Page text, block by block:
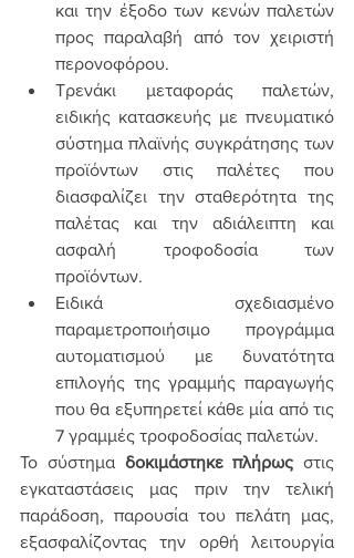
και την έξοδο των κενών παλετών
προς παραλαβή από τον χειριστή
περονοφόρου.
Τρενάκι μεταφοράς παλετών,
ειδικής κατασκευής με πνευματικό
σύστημα πλαϊνής συγκράτησης των
προϊόντων στις παλέτες που
διασφαλίζει την σταθερότητα της
παλέτας και την αδιάλειπτη και
ασφαλή τροφοδοσία των
προϊόντων.
Ειδικά σχεδιασμένο
παραμετροποιήσιμο προγράμμα
αυτοματισμού με δυνατότητα
επιλογής της γραμμής παραγωγής
που θα εξυπηρετεί κάθε μία από τις
7 γραμμές τροφοδοσίας παλετών.
Το σύστημα δοκιμάστηκε πλήρως στις
εγκαταστάσεις μας πριν την τελική
παράδοση, παρουσία του πελάτη μας,
εξασφαλίζοντας την ορθή λειτουργία